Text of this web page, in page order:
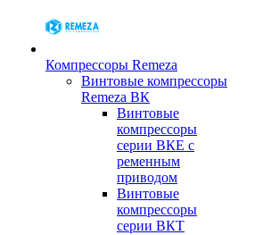
Компрессоры Remeza
Винтовые компрессоры
Remeza ВК
Винтовые
компрессоры
серии ВКЕ с
ременным
приводом
Винтовые
компрессоры
серии ВКТ